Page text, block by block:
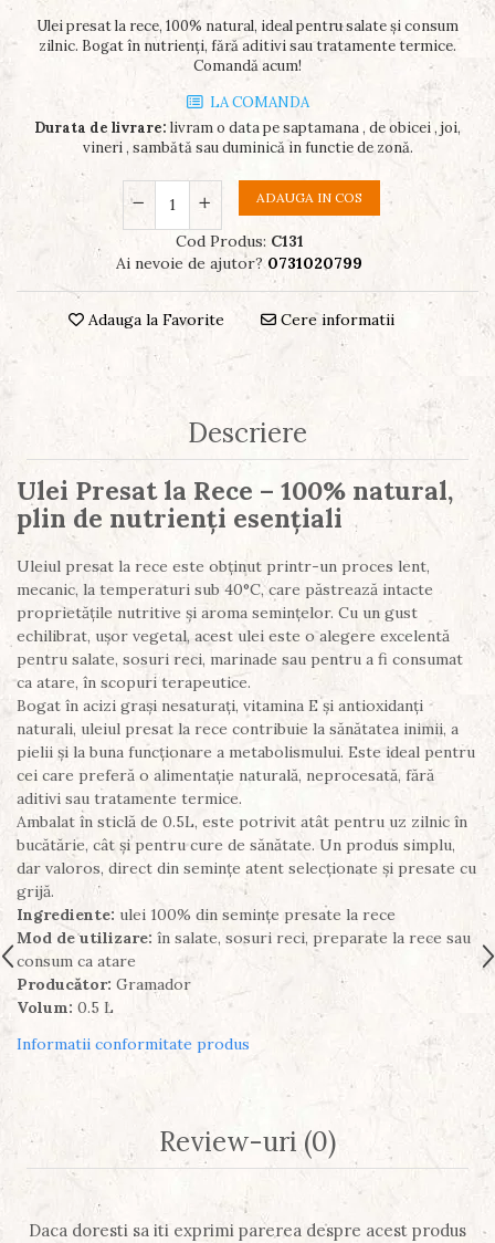
Ulei presat la rece, 100% natural, ideal pentru salate și consum
zilnic. Bogat în nutrienți, fără aditivi sau tratamente termice.
Comandă acum!
LA COMANDA
Durata de livrare: livram o data pe saptamana , de obicei , joi,
vineri , sambătă sau duminică in functie de zonă.
ADAUGA IN COS
Cod Produs: C131
Ai nevoie de ajutor? 0731020799
Adauga la Favorite Cere informatii
Descriere
Ulei Presat la Rece – 100% natural,
plin de nutrienți esențiali
Uleiul presat la rece este obținut printr-un proces lent,
mecanic, la temperaturi sub 40°C, care păstrează intacte
proprietățile nutritive și aroma semințelor. Cu un gust
echilibrat, ușor vegetal, acest ulei este o alegere excelentă
pentru salate, sosuri reci, marinade sau pentru a fi consumat
ca atare, în scopuri terapeutice.
Bogat în acizi grași nesaturați, vitamina E și antioxidanți
naturali, uleiul presat la rece contribuie la sănătatea inimii, a
pielii și la buna funcționare a metabolismului. Este ideal pentru
cei care preferă o alimentație naturală, neprocesată, fără
aditivi sau tratamente termice.
Ambalat în sticlă de 0.5L, este potrivit atât pentru uz zilnic în
bucătărie, cât și pentru cure de sănătate. Un produs simplu,
dar valoros, direct din semințe atent selecționate și presate cu
grijă.
Ingrediente: ulei 100% din semințe presate la rece
Mod de utilizare: în salate, sosuri reci, preparate la rece sau
consum ca atare
Producător: Gramador
Volum: 0.5 L
Informatii conformitate produs
Review-uri (0)
Daca doresti sa iti exprimi parerea despre acest produs